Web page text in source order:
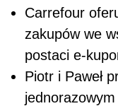
Carrefour
zakupów we
postaci e-
Piotr i Paweł